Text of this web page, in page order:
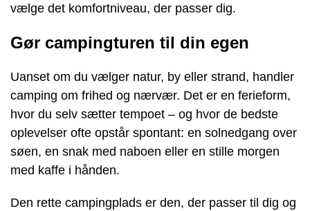
vælge det komfortniveau, der passer dig.
Gør campingturen til din egen
Uanset om du vælger natur, by eller strand, handler
camping om frihed og nærvær. Det er en ferieform,
hvor du selv sætter tempoet – og hvor de bedste
oplevelser ofte opstår spontant: en solnedgang over
søen, en snak med naboen eller en stille morgen
med kaffe i hånden.
Den rette campingplads er den, der passer til dig og